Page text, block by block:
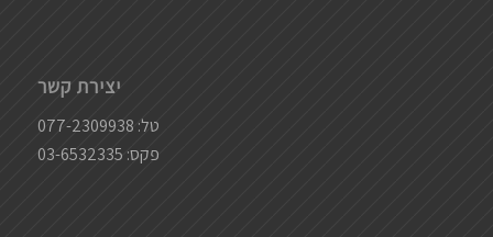
יצירת קשר
טל: 077-2309938
פקס: 03-6532335